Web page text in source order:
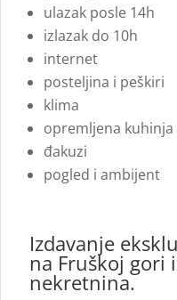
ulazak posle 14h
izlazak do 10h
internet
posteljina i peškiri
klima
opremljena kuhinja
đakuzi
pogled i ambijent
Izdavanje
na Fruškoj gori
nekretnina.